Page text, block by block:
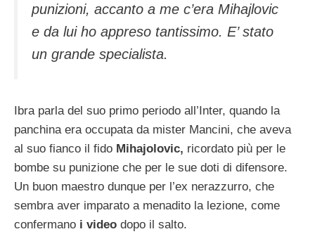
punizioni, accanto a me c’era Mihajlovic
e da lui ho appreso tantissimo. E’ stato
un grande specialista.
Ibra parla del suo primo periodo all’Inter, quando la
panchina era occupata da mister Mancini, che aveva
al suo fianco il fido Mihajolovic, ricordato più per le
bombe su punizione che per le sue doti di difensore.
Un buon maestro dunque per l’ex nerazzurro, che
sembra aver imparato a menadito la lezione, come
confermano i video dopo il salto.